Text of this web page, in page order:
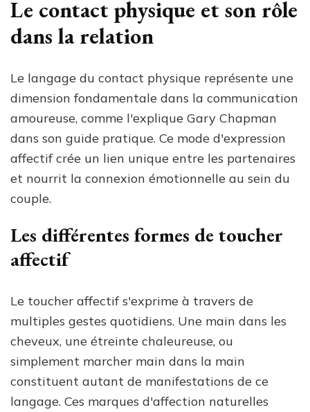
Le contact physique et son rôle
dans la relation
Le langage du contact physique représente une
dimension fondamentale dans la communication
amoureuse, comme l'explique Gary Chapman
dans son guide pratique. Ce mode d'expression
affectif crée un lien unique entre les partenaires
et nourrit la connexion émotionnelle au sein du
couple.
Les différentes formes de toucher
affectif
Le toucher affectif s'exprime à travers de
multiples gestes quotidiens. Une main dans les
cheveux, une étreinte chaleureuse, ou
simplement marcher main dans la main
constituent autant de manifestations de ce
langage. Ces marques d'affection naturelles